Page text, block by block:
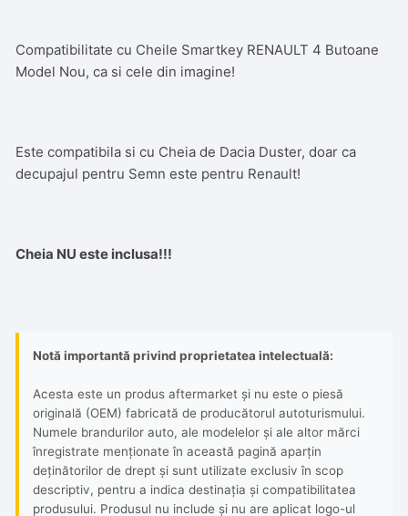
Compatibilitate cu Cheile Smartkey RENAULT 4 Butoane
Model Nou, ca si cele din imagine!
Este compatibila si cu Cheia de Dacia Duster, doar ca
decupajul pentru Semn este pentru Renault!
Cheia NU este inclusa!!!
Notă importantă privind proprietatea intelectuală:
Acesta este un produs aftermarket și nu este o piesă
originală (OEM) fabricată de producătorul autoturismului.
Numele brandurilor auto, ale modelelor și ale altor mărci
înregistrate menționate în această pagină aparțin
deținătorilor de drept și sunt utilizate exclusiv în scop
descriptiv, pentru a indica destinația și compatibilitatea
produsului. Produsul nu include și nu are aplicat logo-ul